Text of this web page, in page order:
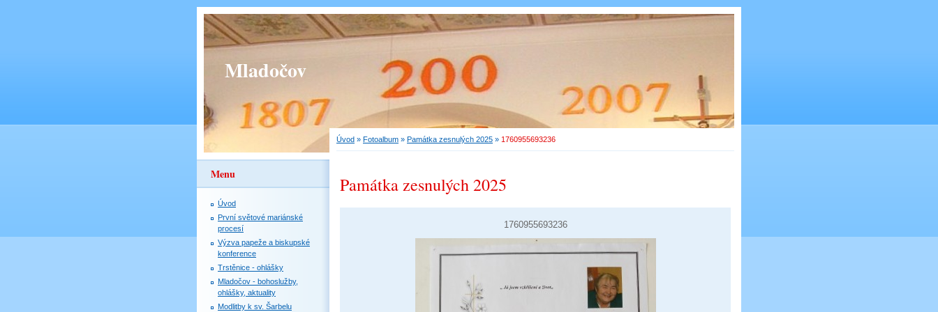
Mladočov
Úvod » Fotoalbum » Památka zesnulých 2025 » 1760955693236
Památka zesnulých 2025
1760955693236
Menu
Úvod
První světové mariánské
procesí
Výzva papeže a biskupské
konference
Trstěnice - ohlášky
Mladočov - bohoslužby,
ohlášky, aktuality
Modlitby k sv. Šarbelu